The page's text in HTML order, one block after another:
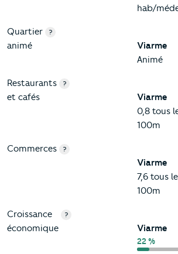
hab/
Quartier
animé
?
Viarme
Animé
Restaurants
et cafés
?
Viarme
0,8 tous
100m
Commerces ?
Viarme
7,6 tous
100m
Croissance
économique
?
Viarme
22 %